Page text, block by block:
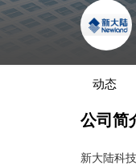
动态
公司简
新大陆科